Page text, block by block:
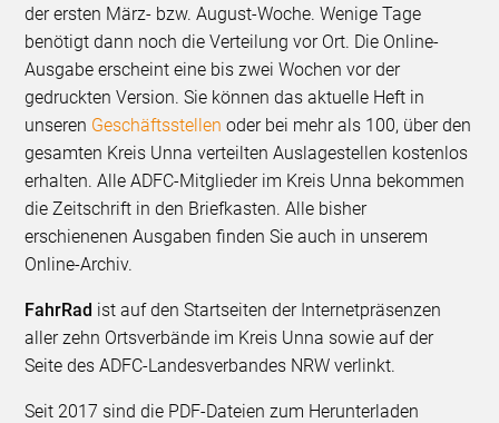
der ersten März- bzw. August-Woche. Wenige Tage
benötigt dann noch die Verteilung vor Ort. Die Online-
Ausgabe erscheint eine bis zwei Wochen vor der
gedruckten Version. Sie können das aktuelle Heft in
unseren Geschäftsstellen oder bei mehr als 100, über den
gesamten Kreis Unna verteilten Auslagestellen kostenlos
erhalten. Alle ADFC-Mitglieder im Kreis Unna bekommen
die Zeitschrift in den Briefkasten. Alle bisher
erschienenen Ausgaben finden Sie auch in unserem
Online-Archiv.
FahrRad ist auf den Startseiten der Internetpräsenzen
aller zehn Ortsverbände im Kreis Unna sowie auf der
Seite des ADFC-Landesverbandes NRW verlinkt.
Seit 2017 sind die PDF-Dateien zum Herunterladen